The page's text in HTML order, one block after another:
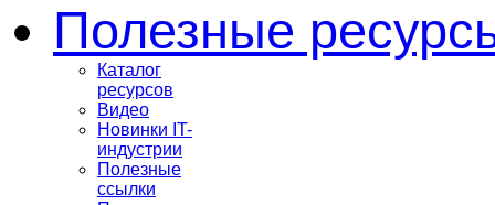
Полезные
Каталог
ресурсов
Видео
Новинки IT-
индустрии
Полезные
ссылки